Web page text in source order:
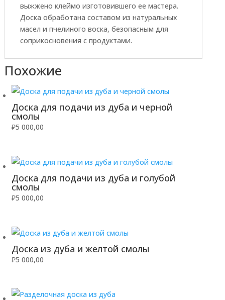
выжжено клеймо изготовившего ее мастера.
Доска обработана составом из натуральных
масел и пчелиного воска, безопасным для
соприкосновения с продуктами.
Похожие
Доска для подачи из дуба и черной
смолы
₽5 000,00
Доска для подачи из дуба и голубой
смолы
₽5 000,00
Доска из дуба и желтой смолы
₽5 000,00